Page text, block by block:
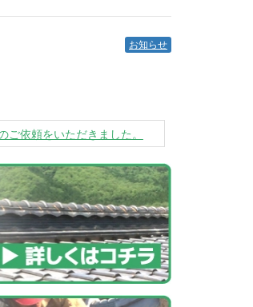
お知らせ
ご依頼をいただきました。